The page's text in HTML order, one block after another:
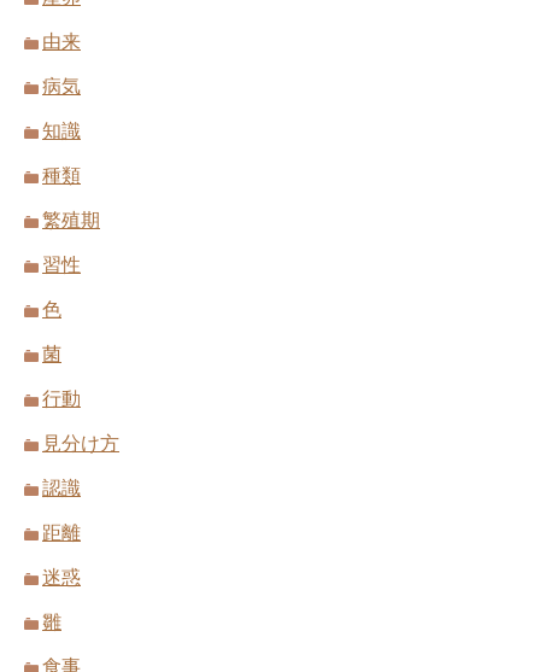
由来
病気
知識
種類
繁殖期
習性
色
菌
行動
見分け方
認識
距離
迷惑
雛
食事